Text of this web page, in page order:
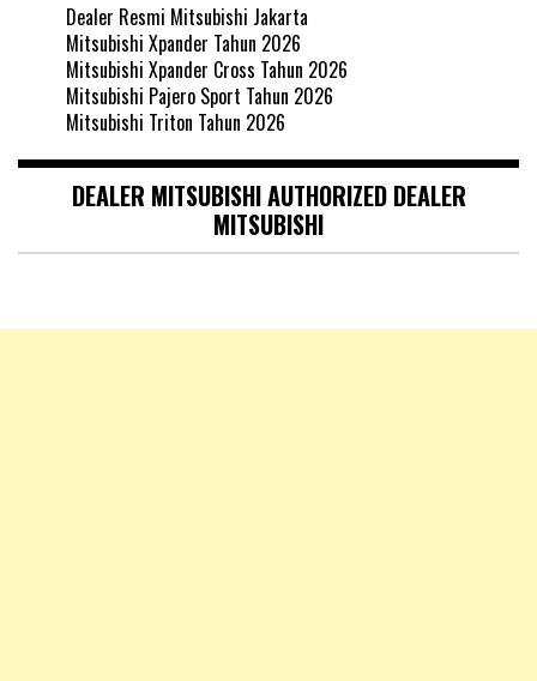
Dealer Resmi Mitsubishi Jakarta
Mitsubishi Xpander Tahun 2026
Mitsubishi Xpander Cross Tahun 2026
Mitsubishi Pajero Sport Tahun 2026
Mitsubishi Triton Tahun 2026
DEALER MITSUBISHI AUTHORIZED DEALER
MITSUBISHI